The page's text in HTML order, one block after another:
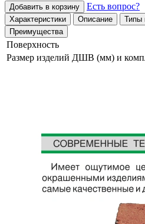
Добавить в корзину Есть вопрос?
Характеристики Описание Типы
Преимущества
Поверхность
Размер изделий ДШВ (мм) и